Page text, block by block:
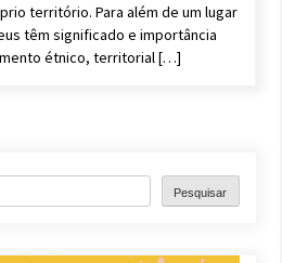
território. Para além de um lugar
têm significado e importância
étnico, territorial […]
Pesquisar